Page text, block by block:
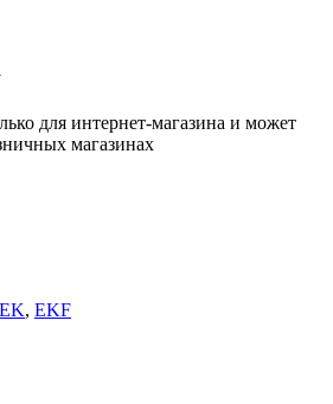
для интернет-магазина и может
магазинах
, EKF